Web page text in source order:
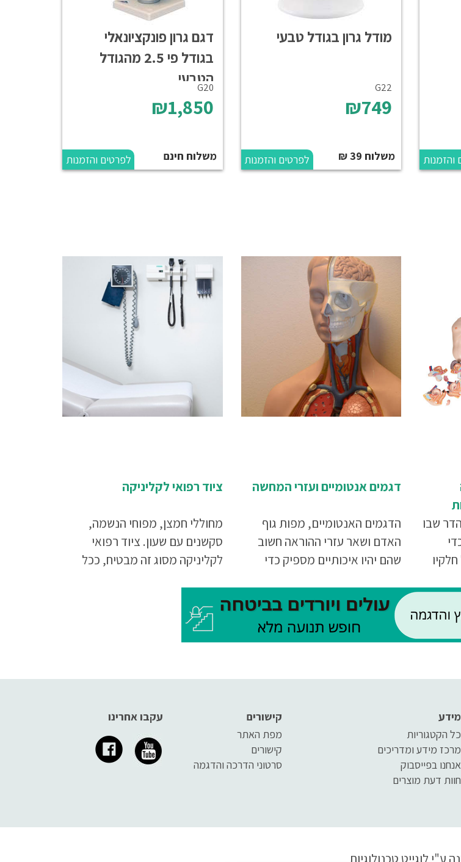
והזמנות
מודל גרון בגודל טבעי
G22
₪749
משלוח 39 ₪ לפרטים והזמנות
דגם גרון פונקציונאלי
בגודל פי 2.5 מהגודל
הטבעי
G20
₪1,850
משלוח חינם לפרטים והזמנות
שבו
דגמים אנטומיים ועזרי המחשה
הדגמים האנטומיים, מפות גוף
האדם ושאר עזרי ההוראה חשוב
שהם יהיו איכותיים מספיק כדי
לאורך זמן
ציוד רפואי לקליניקה
מחוללי חמצן, מפוחי הנשמה,
סקשנים עם שעון. ציוד רפואי
לקליניקה מסוג זה מבטיח, ככל
ממצב המחייב ביצוע החייאה,
במקום יימצא כל הציוד הדרוש
שימקסם את הסיכוי להצילו.
עקבו אחרינו
קישורים
מפת האתר
קישורים
סרטוני הדרכה והדגמה
מידע
כל הקטגוריות
מרכז מידע ומדריכים
אנחנו בפייסבוק
חוות דעת מוצרים
ע"י לוגייט טכנולוגיות